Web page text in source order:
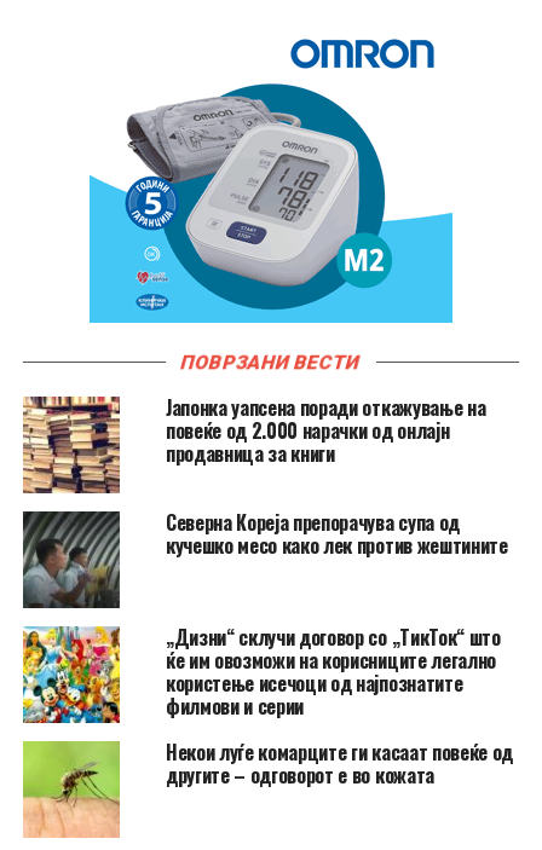
ПОВРЗАНИ ВЕСТИ
Јапонка уапсена поради откажување на
повеќе од 2.000 нарачки од онлајн
продавница за книги
Северна Кореја препорачува супа од
кучешко месо како лек против жештините
„Дизни“ склучи договор со „ТикТок“ што
ќе им овозможи на корисниците легално
користење исечоци од најпознатите
филмови и серии
Hекои луѓе комарците ги касаат повеќе од
другите – одговорот е во кожата